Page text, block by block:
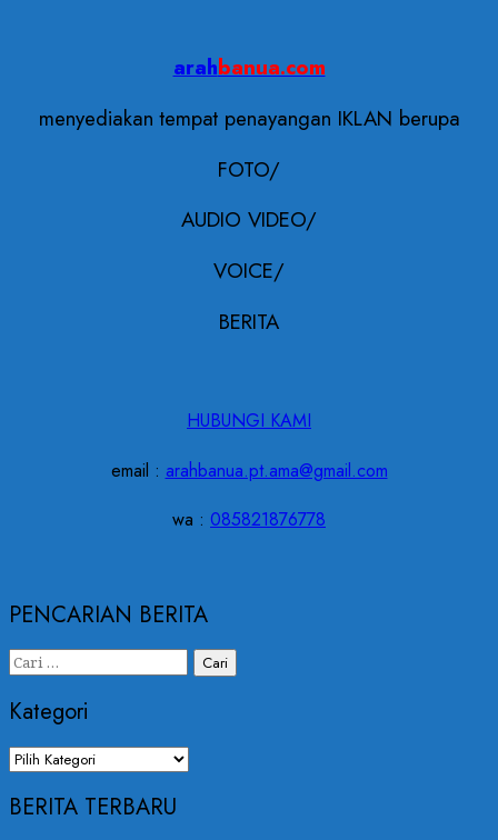
arahbanua.com
menyediakan tempat penayangan IKLAN berupa
FOTO/
AUDIO VIDEO/
VOICE/
BERITA
HUBUNGI KAMI
email : arahbanua.pt.ama@gmail.com
wa : 085821876778
PENCARIAN BERITA
Cari
Kategori
Kategori
BERITA TERBARU